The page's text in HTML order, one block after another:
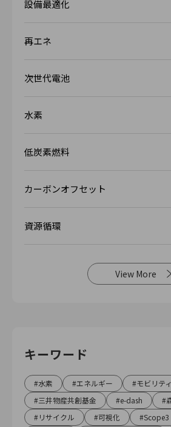
設備最適化
再エネ
次世代電池
水素
低炭素燃料
カーボンオフセット
資源循環
View More
キーワード
水素 エネルギー
モビリティ
三井物産共創基金
e-dash
リサイクル
可視化 Scope3